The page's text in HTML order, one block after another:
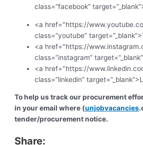
class=”facebook”
<a href="https://
class=”youtube”
<a href="https://
class=”instagram”
<a href="https://
class=”linkedin”
To help us track our procurement
in your email where (unjobvacancies
tender/procurement notice.
Share: